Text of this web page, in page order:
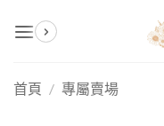
首頁 / 專屬賣場